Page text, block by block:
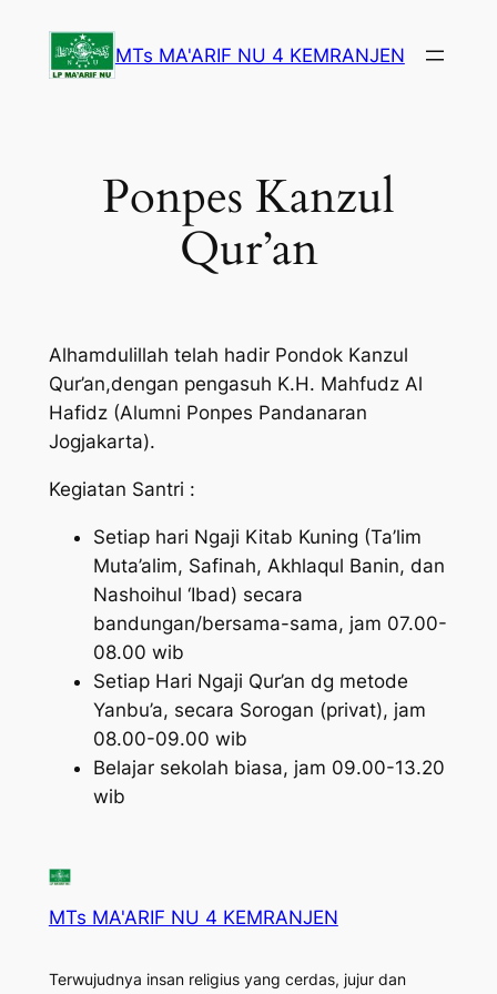
konten
MTs MA'ARIF NU 4 KEMRANJEN
Ponpes Kanzul
Qur’an
Alhamdulillah telah hadir Pondok Kanzul
Qur’an,dengan pengasuh K.H. Mahfudz Al
Hafidz (Alumni Ponpes Pandanaran
Jogjakarta).
Kegiatan Santri :
Setiap hari Ngaji Kitab Kuning (Ta’lim
Muta’alim, Safinah, Akhlaqul Banin, dan
Nashoihul ‘Ibad) secara
bandungan/bersama-sama, jam 07.00-
08.00 wib
Setiap Hari Ngaji Qur’an dg metode
Yanbu’a, secara Sorogan (privat), jam
08.00-09.00 wib
Belajar sekolah biasa, jam 09.00-13.20
wib
MTs MA'ARIF NU 4 KEMRANJEN
Terwujudnya insan religius yang cerdas, jujur dan